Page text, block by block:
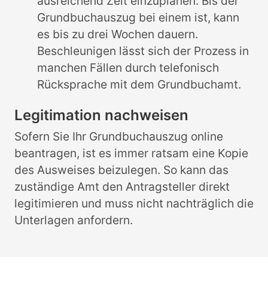
Grundbuchauszug bei einem ist, kann
es bis zu drei Wochen dauern.
Beschleunigen lässt sich der Prozess in
manchen Fällen durch telefonisch
Rücksprache mit dem Grundbuchamt.
Legitimation nachweisen
Sofern Sie Ihr Grundbuchauszug online
beantragen, ist es immer ratsam eine Kopie
des Ausweises beizulegen. So kann das
zuständige Amt den Antragsteller direkt
legitimieren und muss nicht nachträglich die
Unterlagen anfordern.